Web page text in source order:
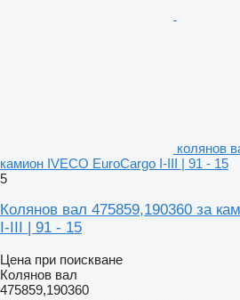
колянов
камион IVECO EuroCargo I-III | 91 - 15
5
Колянов вал 475859,190360 за
I-III | 91 - 15
Цена при поискване
Колянов вал
475859,190360